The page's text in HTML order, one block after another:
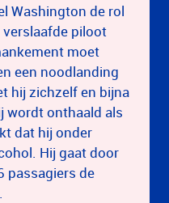
Washington de rol
verslaafde piloot
moet
een noodlanding
hij zichzelf en bijna
wordt onthaald als
dat hij onder
Hij gaat door
passagiers de